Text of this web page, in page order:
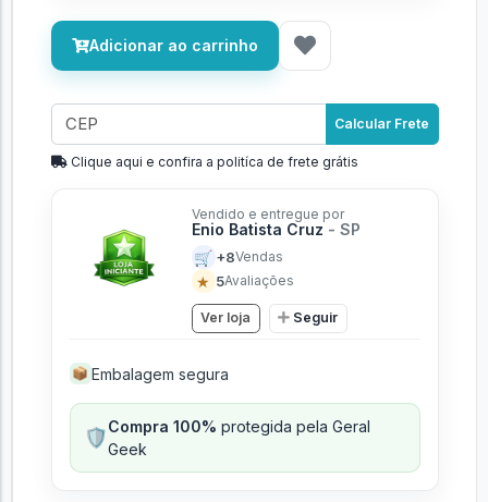
Adicionar ao carrinho
Calcular Frete
Clique aqui e confira a politíca de frete grátis
Vendido e entregue por
Enio Batista Cruz - SP
🛒 +8Vendas
★ 5Avaliações
Ver loja Seguir
📦 Embalagem segura
🛡️Compra 100% protegida pela Geral
Geek